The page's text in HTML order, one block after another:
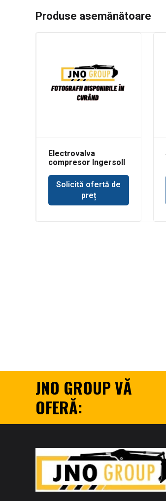
Produse asemănătoare
Electrovalva
compresor Ingersoll
Solicită ofertă de
preț
JNO GROUP VĂ
OFERĂ: